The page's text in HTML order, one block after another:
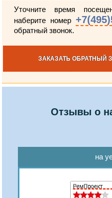
Уточните время
наберите номер
обратный звонок.
ЗАКАЗАТЬ ОБРАТНЫЙ
Отзывы о
на